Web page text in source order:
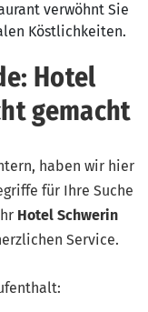
verwöhnt Sie
Köstlichkeiten.
Hotel
gemacht
haben wir hier
für Ihre Suche
Hotel Schwerin
Service.